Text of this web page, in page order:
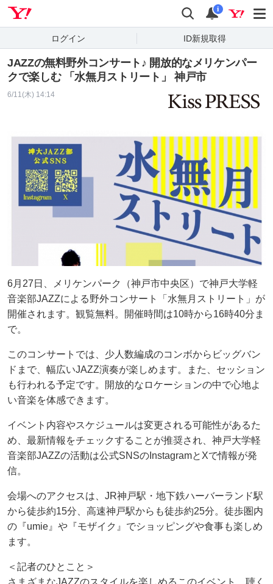
検索 通知
i
ログイン ID新規取得
JAZZの無料野外コンサート♪ 開放的なメリケンパー
クで楽しむ 「水無月ストリート」 神戸市
6/11(木) 14:14
6月27日、メリケンパーク（神戸市中央区）で神戸大学軽
音楽部JAZZによる野外コンサート「水無月ストリート」が
開催されます。観覧無料。開催時間は10時から16時40分ま
で。
このコンサートでは、少人数編成のコンボからビッグバン
ドまで、幅広いJAZZ演奏が楽しめます。また、セッション
も行われる予定です。開放的なロケーションの中で心地よ
い音楽を体感できます。
イベント内容やスケジュールは変更される可能性があるた
め、最新情報をチェックすることが推奨され、神戸大学軽
音楽部JAZZの活動は公式SNSのInstagramとXで情報が発
信。
会場へのアクセスは、JR神戸駅・地下鉄ハーバーランド駅
から徒歩約15分、高速神戸駅からも徒歩約25分。徒歩圏内
の『umie』や『モザイク』でショッピングや食事も楽しめ
ます。
＜記者のひとこと＞